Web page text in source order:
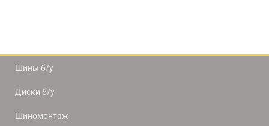
Шины б/у
Диски б/у
Шиномонтаж